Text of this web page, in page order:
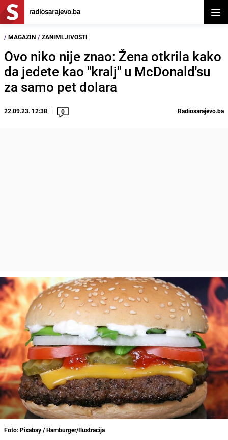
/ MAGAZIN / ZANIMLJIVOSTI
Ovo niko nije znao: Žena otkrila kako
da jedete kao "kralj" u McDonald'su
za samo pet dolara
22.09.23. 12:38 0 Radiosarajevo.ba
Foto: Pixabay / Hamburger/Ilustracija